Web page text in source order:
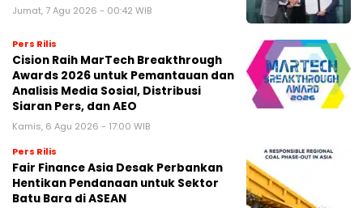
Jumat, 7 Agu 2026 - 00:42 WIB
Pers Rilis
Cision Raih MarTech Breakthrough
Awards 2026 untuk Pemantauan dan
Analisis Media Sosial, Distribusi
Siaran Pers, dan AEO
Kamis, 6 Agu 2026 - 17:00 WIB
Pers Rilis
Fair Finance Asia Desak Perbankan
Hentikan Pendanaan untuk Sektor
Batu Bara di ASEAN